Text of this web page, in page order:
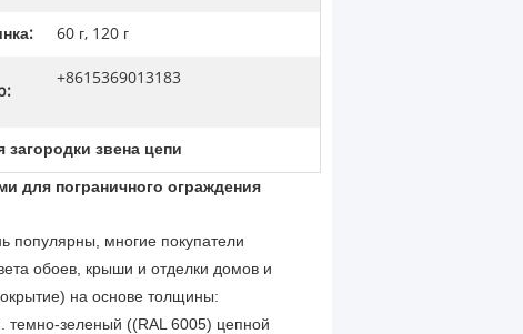
60 г, 120 г
+8615369013183
загородки звена цепи
для пограничного ограждения
популярны, многие покупатели
обоев, крыши и отделки домов и
на основе толщины:
темно-зеленый ((RAL 6005) цепной